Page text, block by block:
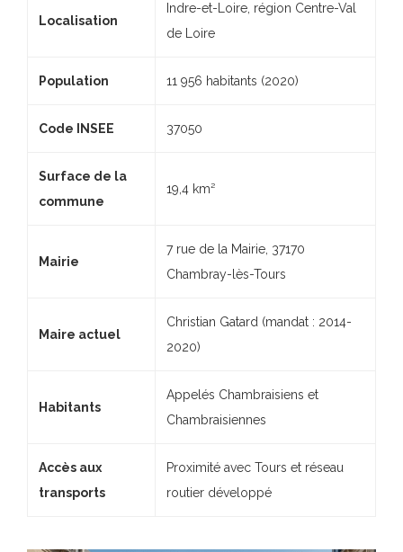
Localisation
Indre-et-Loire, région Centre-Val
de Loire
Population 11 956 habitants (2020)
Code INSEE 37050
Surface de la
commune
19,4 km²
Mairie
7 rue de la Mairie, 37170
Chambray-lès-Tours
Maire actuel
Christian Gatard (mandat : 2014-
2020)
Habitants
Appelés Chambraisiens et
Chambraisiennes
Accès aux
transports
Proximité avec Tours et réseau
routier développé